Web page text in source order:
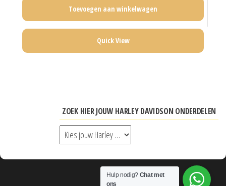
Toevoegen aan winkelwagen
Quick View
ZOEK HIER JOUW HARLEY DAVIDSON ONDERDELEN
Hulp nodig? Chat met
ons